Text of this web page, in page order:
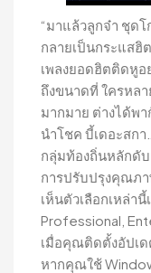
“มาแล้วลูกจ๋า ชุด
กลายเป็นกระแสฮิ
เพลงยอดฮิตติดหูอ
ถึงขนาดที่ ใครหล
มากมาย ต่างได้พา
นำโชค บี้เดอะสก
กลุ่มท้องถิ่นหลักดับ
การปรับปรุงคุณภ
เห็นตัวเลือกเหล่า
Professional,
เมื่อคุณติดตั้งอัปเด
หากคุณใช้